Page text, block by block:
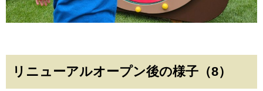
リニューアルオープン後の様子（8）